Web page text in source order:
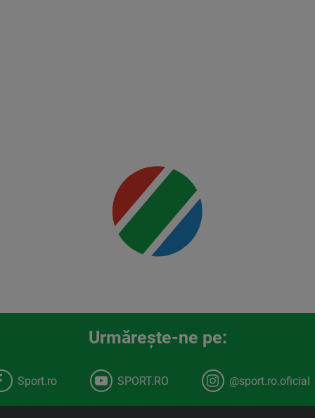
Urmăreşte-ne pe:
Sport.ro SPORT.RO @sport.ro.oficial